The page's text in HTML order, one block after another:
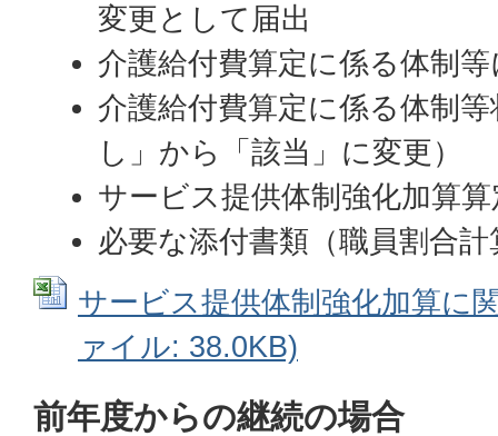
変更として届出
介護給付費算定に係る体制
介護給付費算定に係る体制
し」から「該当」に変更）
サービス提供体制強化加算
必要な添付書類（職員割合
サービス提供体制強化加算に
ァイル: 38.0KB)
前年度からの継続の場合